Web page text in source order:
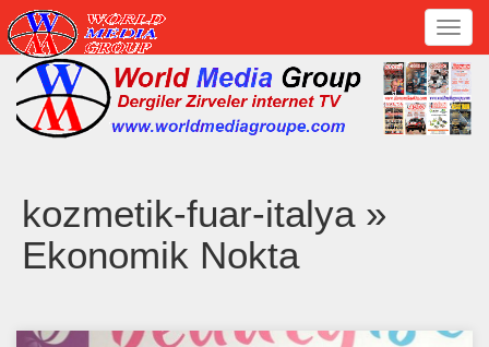
kozmetik-fuar-italya »
Ekonomik Nokta